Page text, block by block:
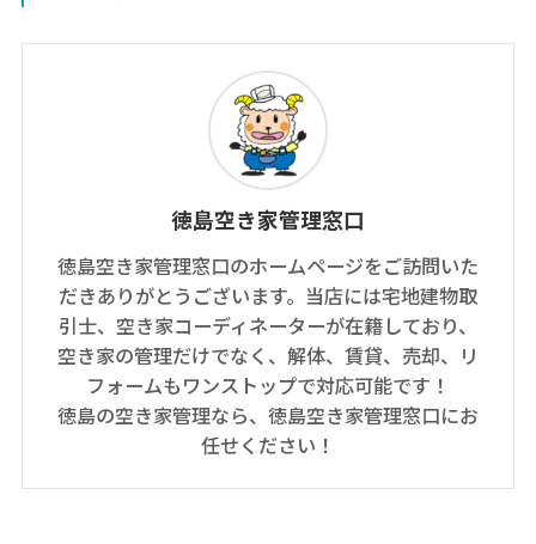
徳島空き家管理窓口
徳島空き家管理窓口のホームページをご訪問いた
だきありがとうございます。当店には宅地建物取
引士、空き家コーディネーターが在籍しており、
空き家の管理だけでなく、解体、賃貸、売却、リ
フォームもワンストップで対応可能です！
徳島の空き家管理なら、徳島空き家管理窓口にお
任せください！